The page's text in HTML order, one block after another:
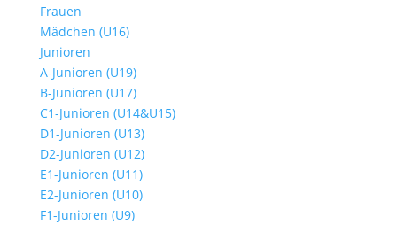
Frauen
Mädchen (U16)
Junioren
A-Junioren (U19)
B-Junioren (U17)
C1-Junioren (U14&U15)
D1-Junioren (U13)
D2-Junioren (U12)
E1-Junioren (U11)
E2-Junioren (U10)
F1-Junioren (U9)